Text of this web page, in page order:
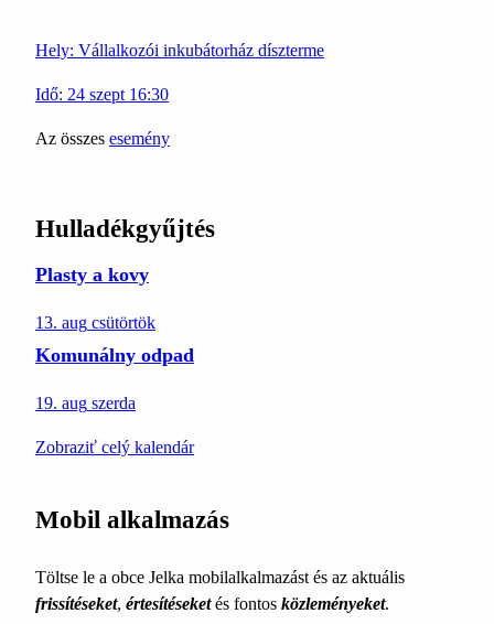
Hely: Vállalkozói inkubátorház díszterme
Idő: 24 szept 16:30
Az összes esemény
Hulladékgyűjtés
Plasty a kovy
13. aug csütörtök
Komunálny odpad
19. aug szerda
Zobraziť celý kalendár
Mobil alkalmazás
Töltse le a obce Jelka mobilalkalmazást és az aktuális
frissítéseket, értesítéseketés fontos közleményeket.